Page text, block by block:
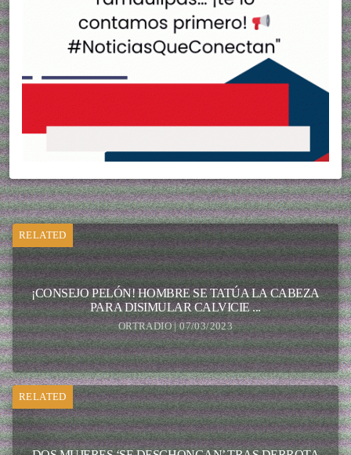
RELATED
¡CONSEJO PELÓN! HOMBRE SE TATÚA LA CABEZA
PARA DISIMULAR CALVICIE ...
ORTRADIO | 07/03/2023
RELATED